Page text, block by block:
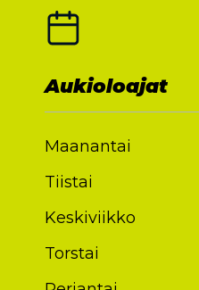
Aukioloajat
Maanantai
Tiistai
Keskiviikko
Torstai